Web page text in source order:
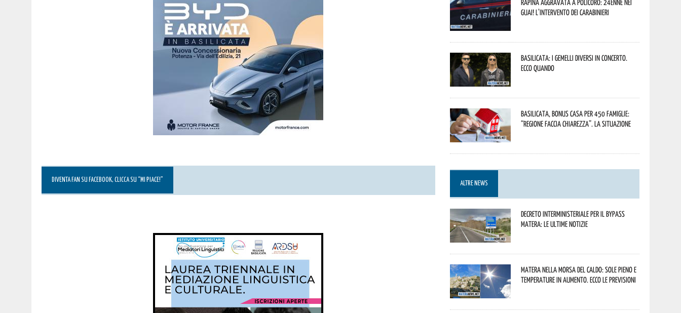
DIVENTA FAN SU FACEBOOK, CLICCA SU “MI PIACE!”
Rapina aggravata a Policoro: 24enne nei
guai! L’intervento dei Carabinieri
Basilicata: i Gemelli DiVersi in concerto.
Ecco quando
Basilicata, Bonus casa per 450 famiglie:
“Regione faccia chiarezza”. La situazione
ALTRE NEWS
Decreto interministeriale per il Bypass
Matera: le ultime notizie
Matera nella morsa del caldo: sole pieno e
temperature in aumento. Ecco le previsioni